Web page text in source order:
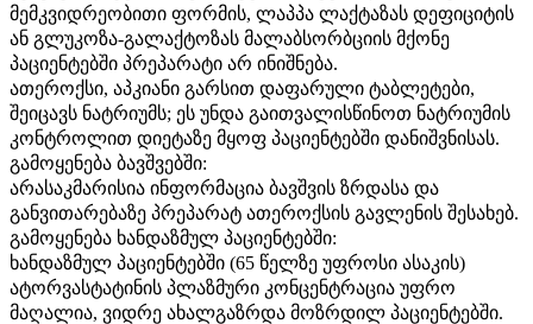
მემკვიდრეობითი ფორმის, ლაპპა ლაქტაზას დეფიციტის
ან გლუკოზა-გალაქტოზას მალაბსორბციის მქონე
პაციენტებში პრეპარატი არ ინიშნება.
ათეროქსი, აპკიანი გარსით დაფარული ტაბლეტები,
შეიცავს ნატრიუმს; ეს უნდა გაითვალისწინოთ ნატრიუმის
კონტროლით დიეტაზე მყოფ პაციენტებში დანიშვნისას.
გამოყენება ბავშვებში:
არასაკმარისია ინფორმაცია ბავშვის ზრდასა და
განვითარებაზე პრეპარატ ათეროქსის გავლენის შესახებ.
გამოყენება ხანდაზმულ პაციენტებში:
ხანდაზმულ პაციენტებში (65 წელზე უფროსი ასაკის)
ატორვასტატინის პლაზმური კონცენტრაცია უფრო
მაღალია, ვიდრე ახალგაზრდა მოზრდილ პაციენტებში.